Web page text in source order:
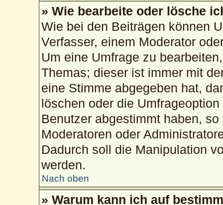
» Wie bearbeite oder lösche
Wie bei den Beiträgen können
Verfasser, einem Moderator
Um eine Umfrage zu
Themas; dieser ist immer mit
eine Stimme abgegeben hat,
löschen oder die
Benutzer abgestimmt haben,
Moderatoren oder
Dadurch soll die Manipulation
werden.
Nach oben
» Warum kann ich auf